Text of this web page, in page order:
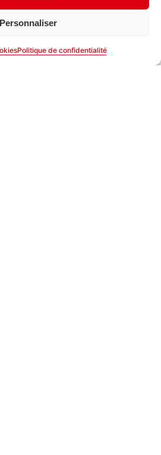
Personnaliser
Politique de confidentialité